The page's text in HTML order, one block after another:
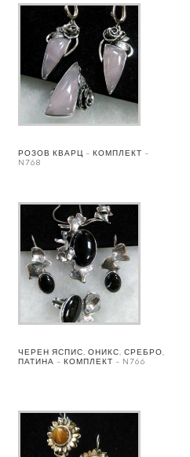
РОЗОВ КВАРЦ – КОМПЛЕКТ –
N768
ЧЕРЕН ЯСПИС, ОНИКС, СРЕБРО,
ПАТИНА – КОМПЛЕКТ – N766